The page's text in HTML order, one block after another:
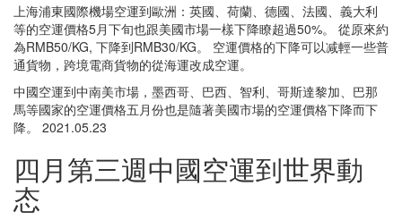
上海浦東國際機場空運到歐洲：英國、荷蘭、德國、法國、義大利
等的空運價格5月下旬也跟美國市場一樣下降瞭超過50%。 從原來約
為RMB50/KG, 下降到RMB30/KG。 空運價格的下降可以减輕一些普
通貨物，跨境電商貨物的從海運改成空運。
中國空運到中南美市場，墨西哥、巴西、智利、哥斯達黎加、巴那
馬等國家的空運價格五月份也是隨著美國市場的空運價格下降而下
降。 2021.05.23
四月第三週中國空運到世界動
态